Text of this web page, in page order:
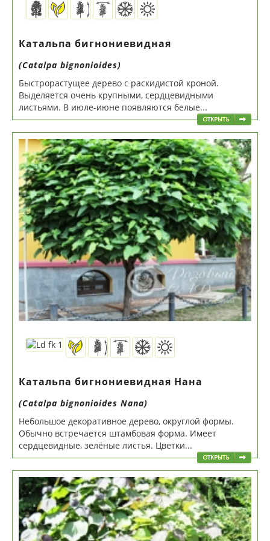
Катальпа бигнониевидная
(Catalpa bignonioides)
Быстрорастущее дерево с раскидистой кроной.
Выделяется очень крупными, сердцевидными
листьями. В июле-июне появляются белые...
Катальпа бигнониевидная Нана
(Catalpa bignonioides Nana)
Небольшое декоративное дерево, округлой формы.
Обычно встречается штамбовая форма. Имеет
сердцевидные, зелёные листья. Цветки...